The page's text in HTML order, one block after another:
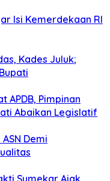
Isi Kemerdekaan RI
Kades Juluk;
APDB, Pimpinan
Abaikan Legislatif
Demi